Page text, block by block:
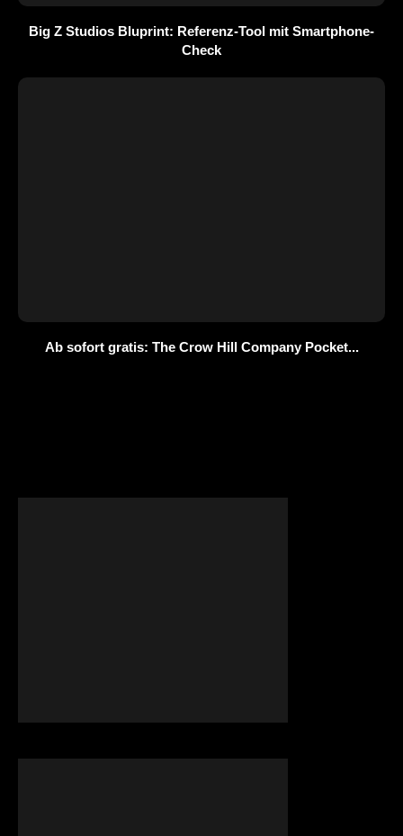
Big Z Studios Bluprint: Referenz-Tool mit Smartphone-
Check
Ab sofort gratis: The Crow Hill Company Pocket...